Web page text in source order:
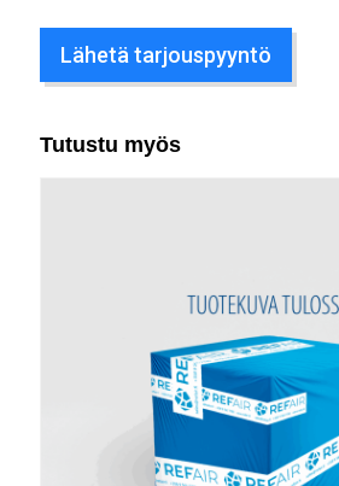
Lähetä tarjouspyyntö
Tutustu myös